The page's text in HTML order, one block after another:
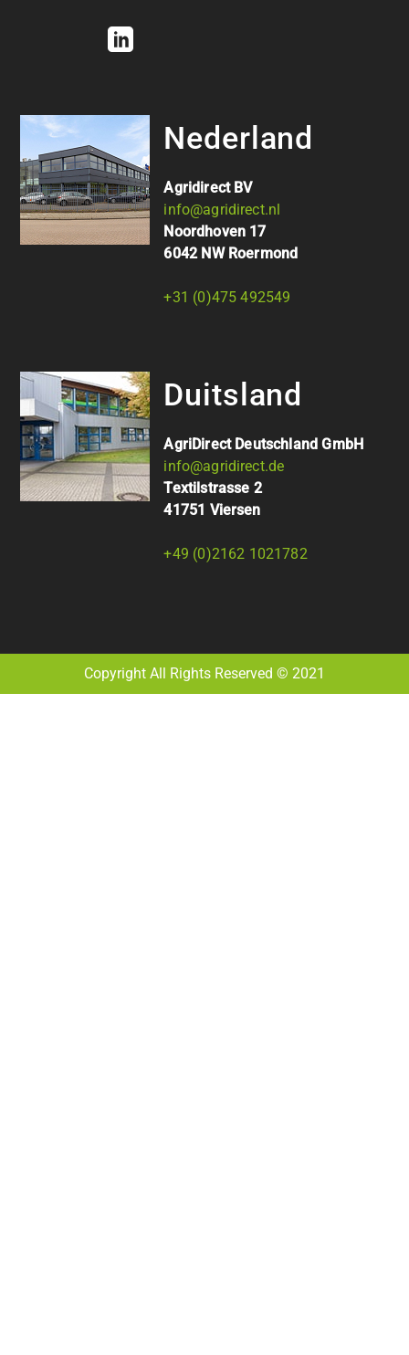
Nederland
Agridirect BV
info@agridirect.nl
Noordhoven 17
6042 NW Roermond
+31 (0)475 492549
Duitsland
AgriDirect Deutschland GmbH
info@agridirect.de
Textilstrasse 2
41751 Viersen
+49 (0)2162 1021782
Copyright All Rights Reserved © 2021